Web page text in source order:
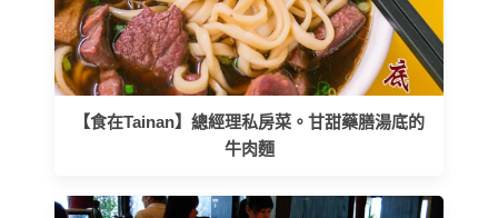
【食在Tainan】總經理私房菜。甘甜藥膳湯底的
牛肉麵